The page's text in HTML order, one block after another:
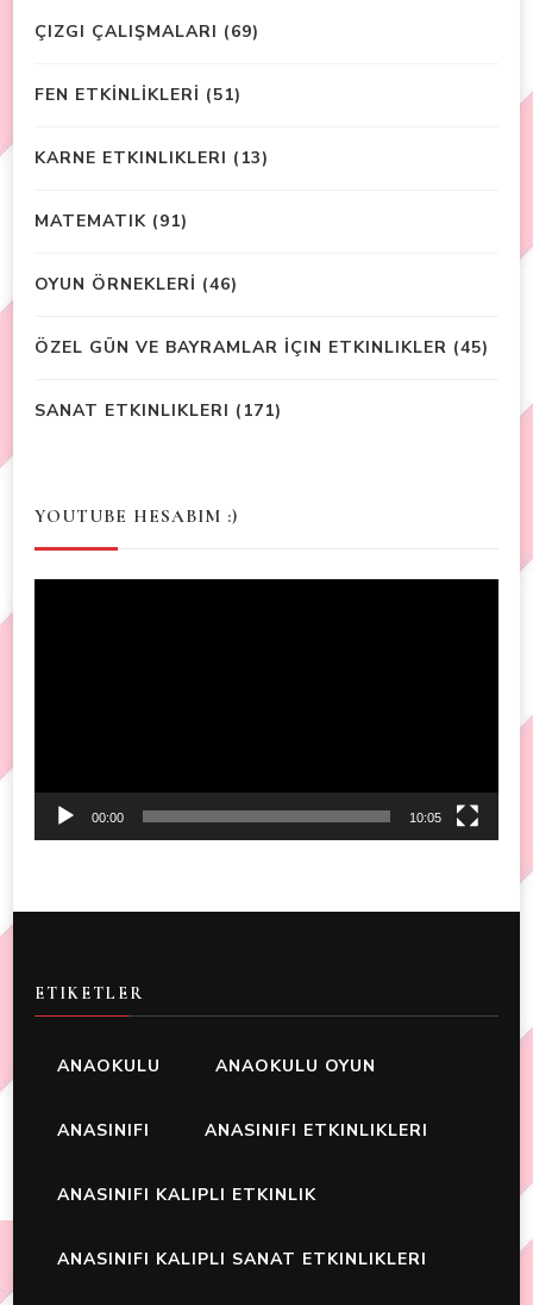
ÇIZGI ÇALIŞMALARI (69)
FEN ETKİNLİKLERİ (51)
KARNE ETKINLIKLERI (13)
MATEMATIK (91)
OYUN ÖRNEKLERİ (46)
ÖZEL GÜN VE BAYRAMLAR İÇIN ETKINLIKLER (45)
SANAT ETKINLIKLERI (171)
YOUTUBE HESABIM :)
00:00 10:05
ETIKETLER
ANAOKULU ANAOKULU OYUN
ANASINIFI ANASINIFI ETKINLIKLERI
ANASINIFI KALIPLI ETKINLIK
ANASINIFI KALIPLI SANAT ETKINLIKLERI